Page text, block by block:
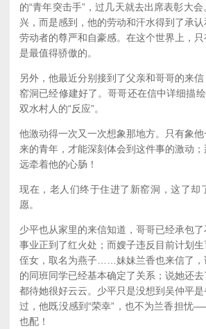
的“青年突击手”，过几天就去出席表彰大
兴，而是感到，他的劳动和汗水得到了承
劳动者的尊严和自豪感。在这个世界上，
是最值得骄傲的。
另外，他最近分别接到了父亲和哥哥的来
窑洞已经修建好了。哥哥还在信中详细描
双水村人的“反应”。
他激动得一次又一次想象那地方。只有象
来的青年，才能深刻体会到这件事的激动
远牵着他的心肠！
现在，老人们终于住进了新窑洞，这了却
愿。
少平也从家里的来信知道，哥哥已经承包了
事业正到了红火处；而嫂子违反目前计划
侄女，取名为燕子……妹妹兰香也来信了，
的同班同学已经基本确定了关系；说她还
都待她很好云云。少平只是没想到吴仲平
过，他既没感到“荣幸”，也不为兰香担忧
也配！